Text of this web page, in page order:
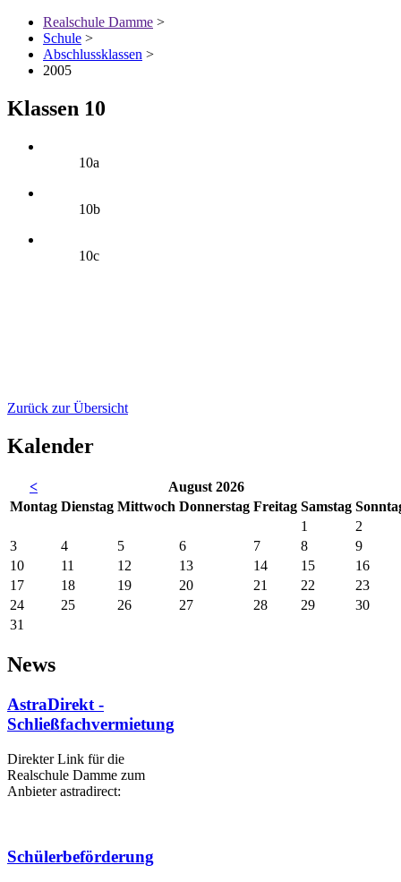
Realschule Damme >
Schule >
Abschlussklassen >
2005
Klassen 10
10a
10b
10c
Zurück zur Übersicht
Kalender
<
August 2026
Montag Dienstag Mittwoch Donnerstag Freitag Samstag So
1
2
3
4 5 6 7 8
9
10
11 12 13 14 15
16
17
18 19 20 21 22
23
24
25 26 27 28 29
30
31
News
AstraDirekt -
Schließfachvermietung
Direkter Link für die
Realschule Damme zum
Anbieter astradirect:
Schülerbeförderung